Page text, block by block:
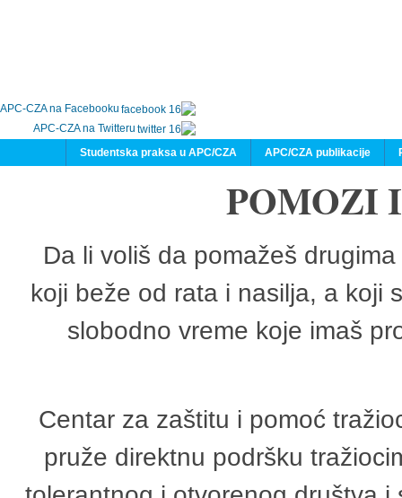
APC-CZA na Facebooku
APC-CZA na Twitteru
APC/CZA publikacije
Studentska praksa u APC/CZA
POMOZI
Da li voliš da pomažeš
koji beže od rata i nasilja, a koji
slobodno vreme koje imaš
Centar za zaštitu i pomoć
pruže direktnu podršku